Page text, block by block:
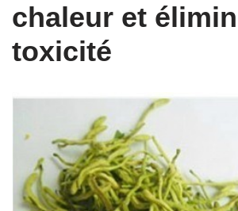
chaleur et
toxicité